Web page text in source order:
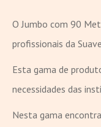
O Jumbo com 90
profissionais da
Esta gama de
necessidades das
Nesta gama